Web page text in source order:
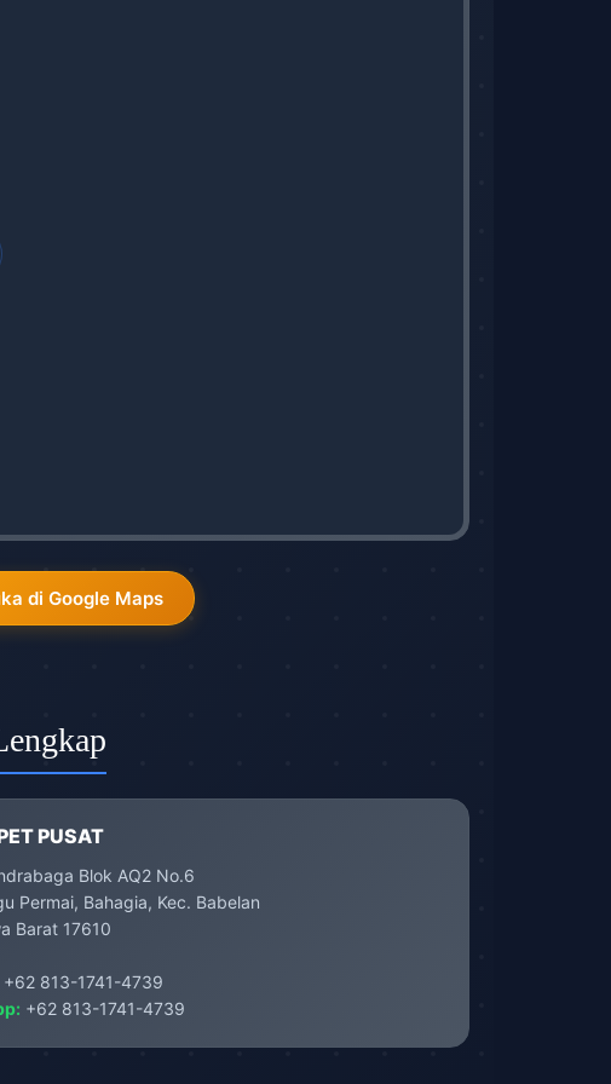
di Google Maps
PUSAT
Blok AQ2 No.6
Permai, Bahagia, Kec. Babelan
Barat 17610
813-1741-4739
+62 813-1741-4739